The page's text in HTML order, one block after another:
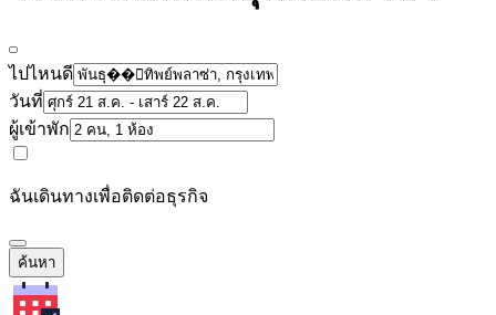
ไปไหนดี
วันที่
ผู้เข้าพัก
ฉันเดินทางเพื่อติดต่อธุรกิจ
ค้นหา